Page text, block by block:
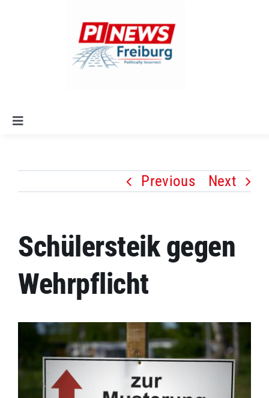
Toggle
Alle Artikel
Leitlinien
Kontakt
Previous Next
Schülersteik gegen
Wehrpflicht